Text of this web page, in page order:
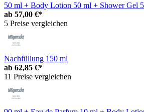
50 ml + Body Lotion 50 ml + Shower Gel
ab 57,00 €*
5 Preise vergleichen
Nachfüllung 150 ml
ab 62,85 €*
11 Preise vergleichen